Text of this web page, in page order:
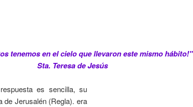
tenemos en el cielo que llevaron este mismo hábito!"
Sta. Teresa de Jesús
es sencilla, su
de Jerusalén (Regla). era